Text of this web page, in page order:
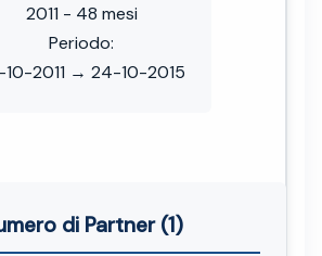
2011 - 48 mesi
Periodo:
2011 → 24-10-2015
di Partner (1)